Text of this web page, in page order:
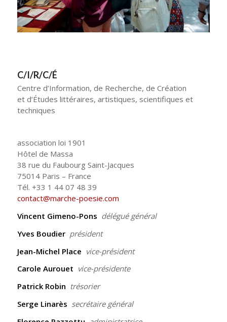
C/I/R/C/É
Centre d’Information, de Recherche, de Création
et d’Études littéraires, artistiques, scientifiques et
techniques
association loi 1901
Hôtel de Massa
38 rue du Faubourg Saint-Jacques
75014 Paris – France
Tél. +33 1 44 07 48 39
contact@marche-poesie.com
Vincent Gimeno-Pons délégué général
Yves Boudier président
Jean-Michel Place vice-président
Carole Aurouet vice-présidente
Patrick Robin trésorier
Serge Linarès secrétaire général